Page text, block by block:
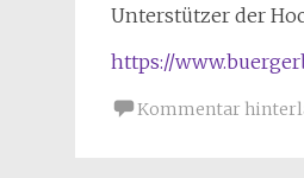
Unterstützer der
https://
Kommentar